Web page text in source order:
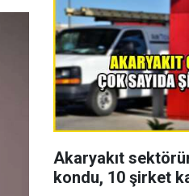
Akaryakıt
kondu, 10 şirket